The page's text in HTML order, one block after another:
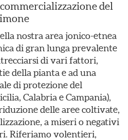
del
nostra area jonico-etnea
di gran lunga prevalente
di vari fattori,
della pianta e ad una
di protezione del
Calabria e Campania),
delle aree coltivate,
a miseri o negativi
Riferiamo volentieri,